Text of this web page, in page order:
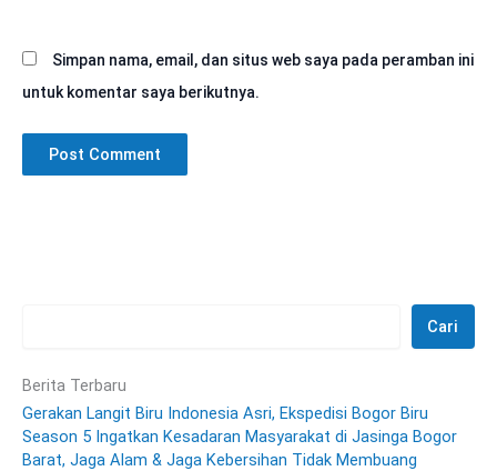
Simpan nama, email, dan situs web saya pada peramban ini
untuk komentar saya berikutnya.
Cari
Berita Terbaru
Gerakan Langit Biru Indonesia Asri, Ekspedisi Bogor Biru
Season 5 Ingatkan Kesadaran Masyarakat di Jasinga Bogor
Barat, Jaga Alam & Jaga Kebersihan Tidak Membuang